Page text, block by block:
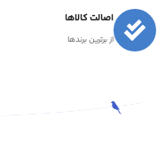
اصالت کالاها
از برترین برندها